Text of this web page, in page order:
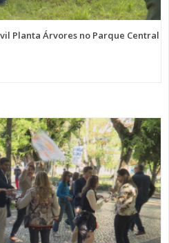
Planta Árvores no Parque Central